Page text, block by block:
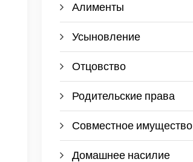
Алименты
Усыновление
Отцовство
Родительские права
Совместное имущество
Домашнее насилие